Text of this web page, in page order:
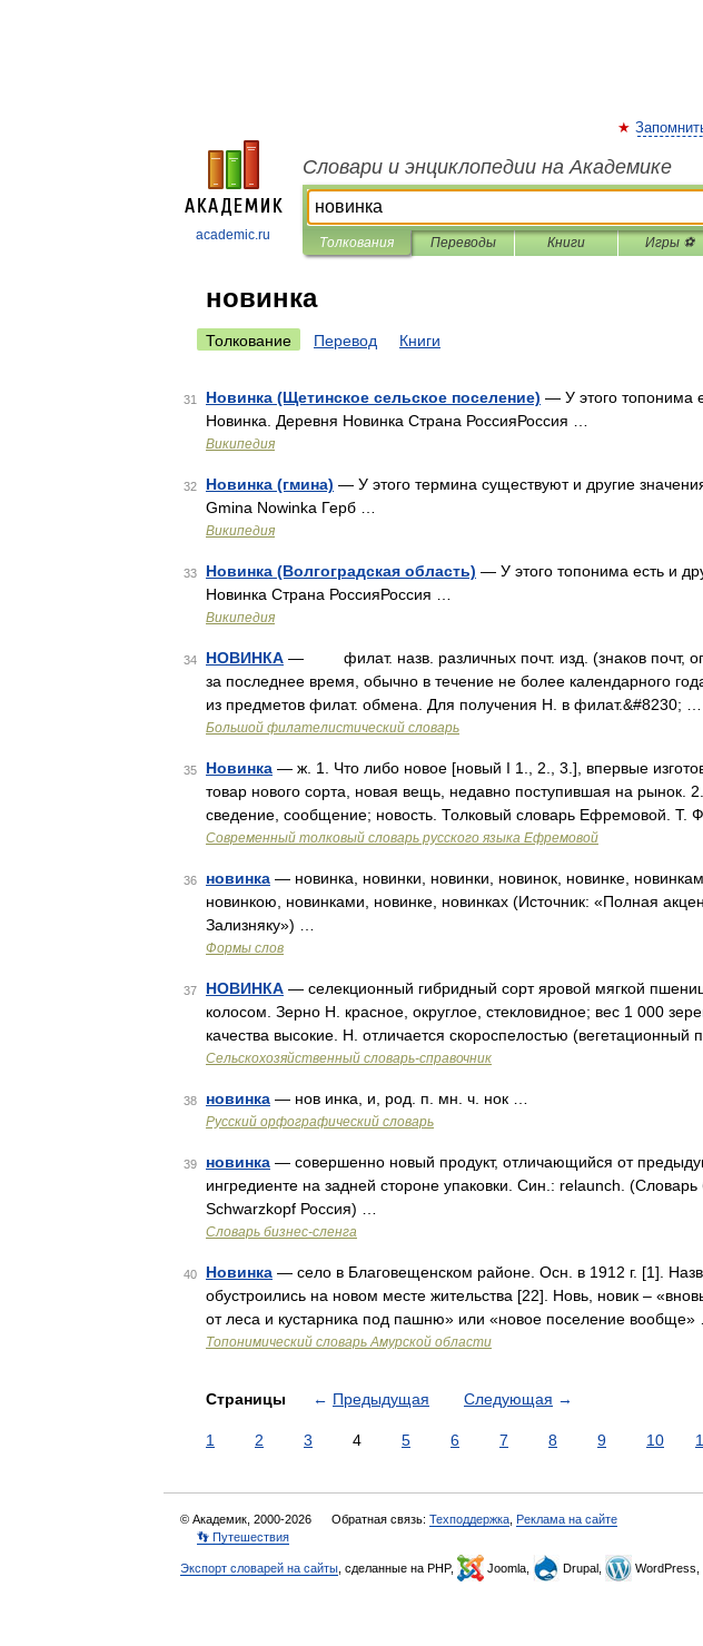
academic.ru
Словари и энциклопедии на Академике
Толкования Переводы Книги Игры ⚽
новинка
Толкование Перевод Книги
31 Новинка (Щетинское сельское поселение) — У этого топонима
Новинка. Деревня Новинка Страна РоссияРоссия …
Википедия
32 Новинка (гмина) — У этого термина существуют и другие
Gmina Nowinka Герб …
Википедия
33 Новинка (Волгоградская область) — У этого топонима есть и
Новинка Страна РоссияРоссия …
Википедия
34 НОВИНКА — филат. назв. различных почт. изд. (знаков почт,
за последнее время, обычно в течение не более календарного
из предметов филат. обмена. Для получения Н. в филат.&#8230; …
Большой филателистический словарь
35 Новинка — ж. 1. Что либо новое [новый I 1., 2., 3.], впервые
товар нового сорта, новая вещь, недавно поступившая на рынок.
сведение, сообщение; новость. Толковый словарь Ефремовой. Т.
Современный толковый словарь русского языка Ефремовой
36 новинка — новинка, новинки, новинки, новинок, новинке,
новинкою, новинками, новинке, новинках (Источник: «Полная
Зализняку») …
Формы слов
37 НОВИНКА — селекционный гибридный сорт яровой мягкой
колосом. Зерно Н. красное, округлое, стекловидное; вес 1 000
качества высокие. Н. отличается скороспелостью (вегетационный
Сельскохозяйственный словарь-справочник
38 новинка — нов инка, и, род. п. мн. ч. нок …
Русский орфографический словарь
39 новинка — совершенно новый продукт, отличающийся от
ингредиенте на задней стороне упаковки. Син.: relaunch. (Словарь
Schwarzkopf Россия) …
Словарь бизнес-сленга
40 Новинка — село в Благовещенском районе. Осн. в 1912 г. [1].
обустроились на новом месте жительства [22]. Новь, новик –
от леса и кустарника под пашню» или «новое поселение вообще»
Топонимический словарь Амурской области
Страницы ← Предыдущая Следующая →
1 2 3 4 5 6 7 8 9 10
© Академик, 2000-2026 Обратная связь: Техподдержка Реклама на сайте
👣 Путешествия
Экспорт словарей на сайты , сделанные на PHP, Joomla, Drupal, WordPress,